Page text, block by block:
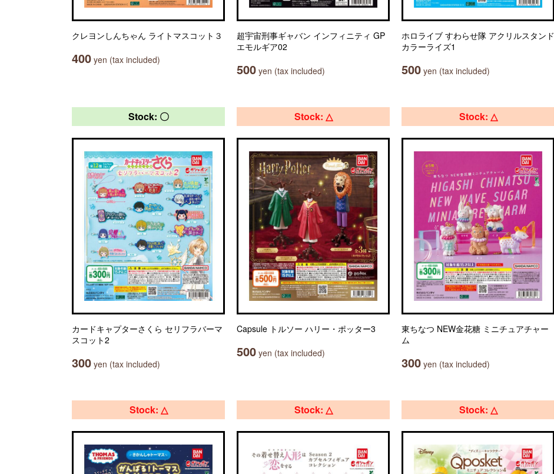
クレヨンしんちゃん ライトマスコット３
400 yen (tax included)
超宇宙刑事ギャバン インフィニティ GP
エモルギア02
500 yen (tax included)
ホロライブ すわらせ隊 アクリルスタンド
カラーライズ1
500 yen (tax included)
Stock: 〇
カードキャプターさくら セリフラバーマ
スコット2
300 yen (tax included)
Stock: △
Capsule トルソー ハリー・ポッター3
500 yen (tax included)
Stock: △
東ちなつ NEW金花糖 ミニチュアチャー
ム
300 yen (tax included)
Stock: △ Stock: △ Stock: △